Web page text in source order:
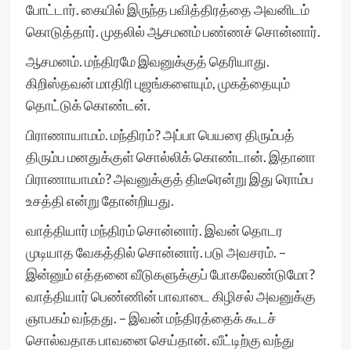
போட்டார். கையில் இருந்த பவித்திரத்தை அவனிடம்
கொடுத்தார். முதலில் ஆசமனம் பண்ணச் சொன்னார்.
ஆசமனம். மந்திரமே இவனுக்குத் தெரியாது.
கிறிஸ்தவன் மாதிரி புஜங்களையும், முகத்தையும்
தொட்டுக் கொண்டன்.
பிராணாயாமம். மந்திரம்? அப்பா பெயரை திரும்பத்
திரும்ப மனதுக்குள் சொல்லிக் கொண்டான். இதானா
பிராணாயாமம்? அவனுக்குத் திடீரென்று இது ரொம்ப
உசத்தி என்று தோன்றியது.
வாத்தியார் மந்திரம் சொன்னார். இவன் தொடர
முடியாத வேகத்தில் சொன்னார். படு அவசரம். –
இன்னும் எத்தனை வீடுகளுக்குப் போகவேண்டுமோ?
வாத்தியார் பெண்ணின் பாவாடை கிழிசல் அவனுக்கு
ஞாபகம் வந்தது. – இவன் மந்திரத்தைக் கூடச்
சொல்வதாக பாவனை செய்தான். வீட்டிற்கு வந்து